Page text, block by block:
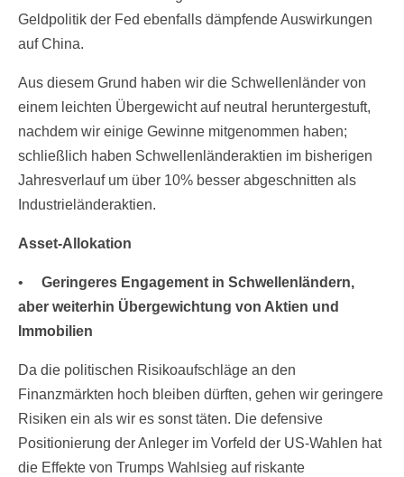
Geldpolitik der Fed ebenfalls dämpfende Auswirkungen
auf China.
Aus diesem Grund haben wir die Schwellenländer von
einem leichten Übergewicht auf neutral heruntergestuft,
nachdem wir einige Gewinne mitgenommen haben;
schließlich haben Schwellenländeraktien im bisherigen
Jahresverlauf um über 10% besser abgeschnitten als
Industrieländeraktien.
Asset-Allokation
• Geringeres Engagement in Schwellenländern,
aber weiterhin Übergewichtung von Aktien und
Immobilien
Da die politischen Risikoaufschläge an den
Finanzmärkten hoch bleiben dürften, gehen wir geringere
Risiken ein als wir es sonst täten. Die defensive
Positionierung der Anleger im Vorfeld der US-Wahlen hat
die Effekte von Trumps Wahlsieg auf riskante